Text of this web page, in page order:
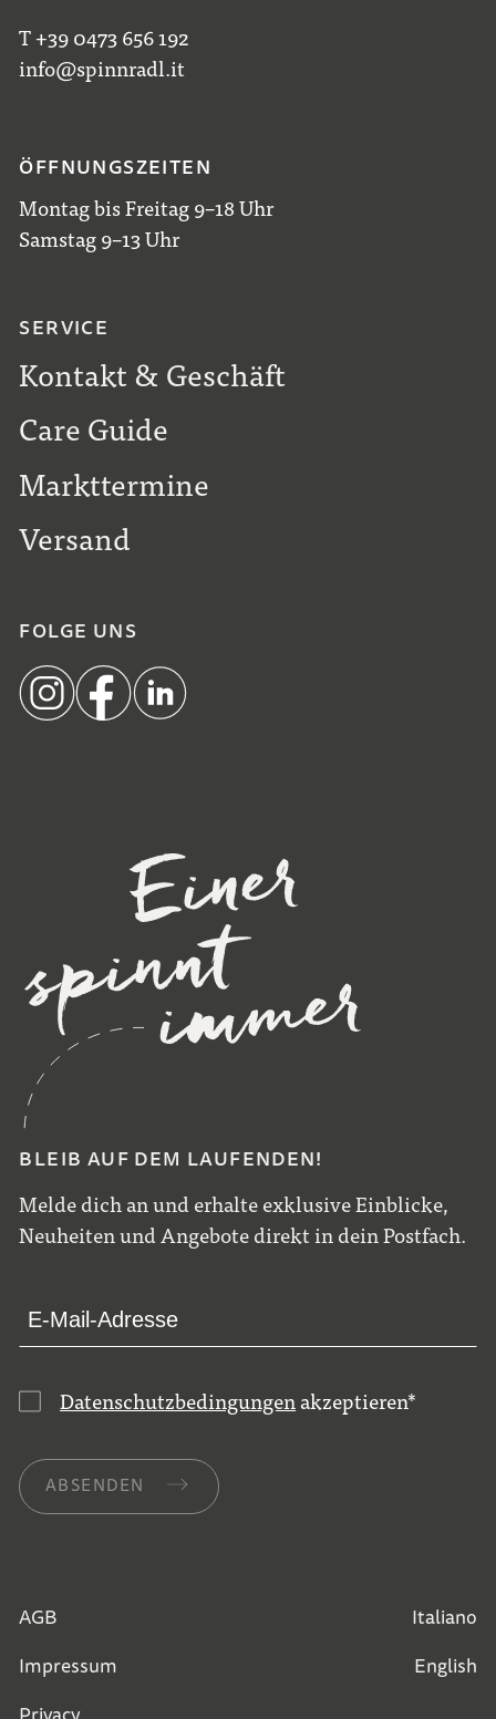
BLEIB AUF DEM LAUFENDEN!
Melde dich an und erhalte exklusive Einblicke,
Neuheiten und Angebote direkt in dein Postfach.
Datenschutzbedingungen akzeptieren*
ABSENDEN
T +39 0473 656 192
info@spinnradl.it
ÖFFNUNGSZEITEN
Montag bis Freitag 9–18 Uhr
Samstag 9–13 Uhr
SERVICE
Kontakt & Geschäft
Care Guide
Markttermine
Versand
FOLGE UNS
AGB
Impressum
Italiano
English